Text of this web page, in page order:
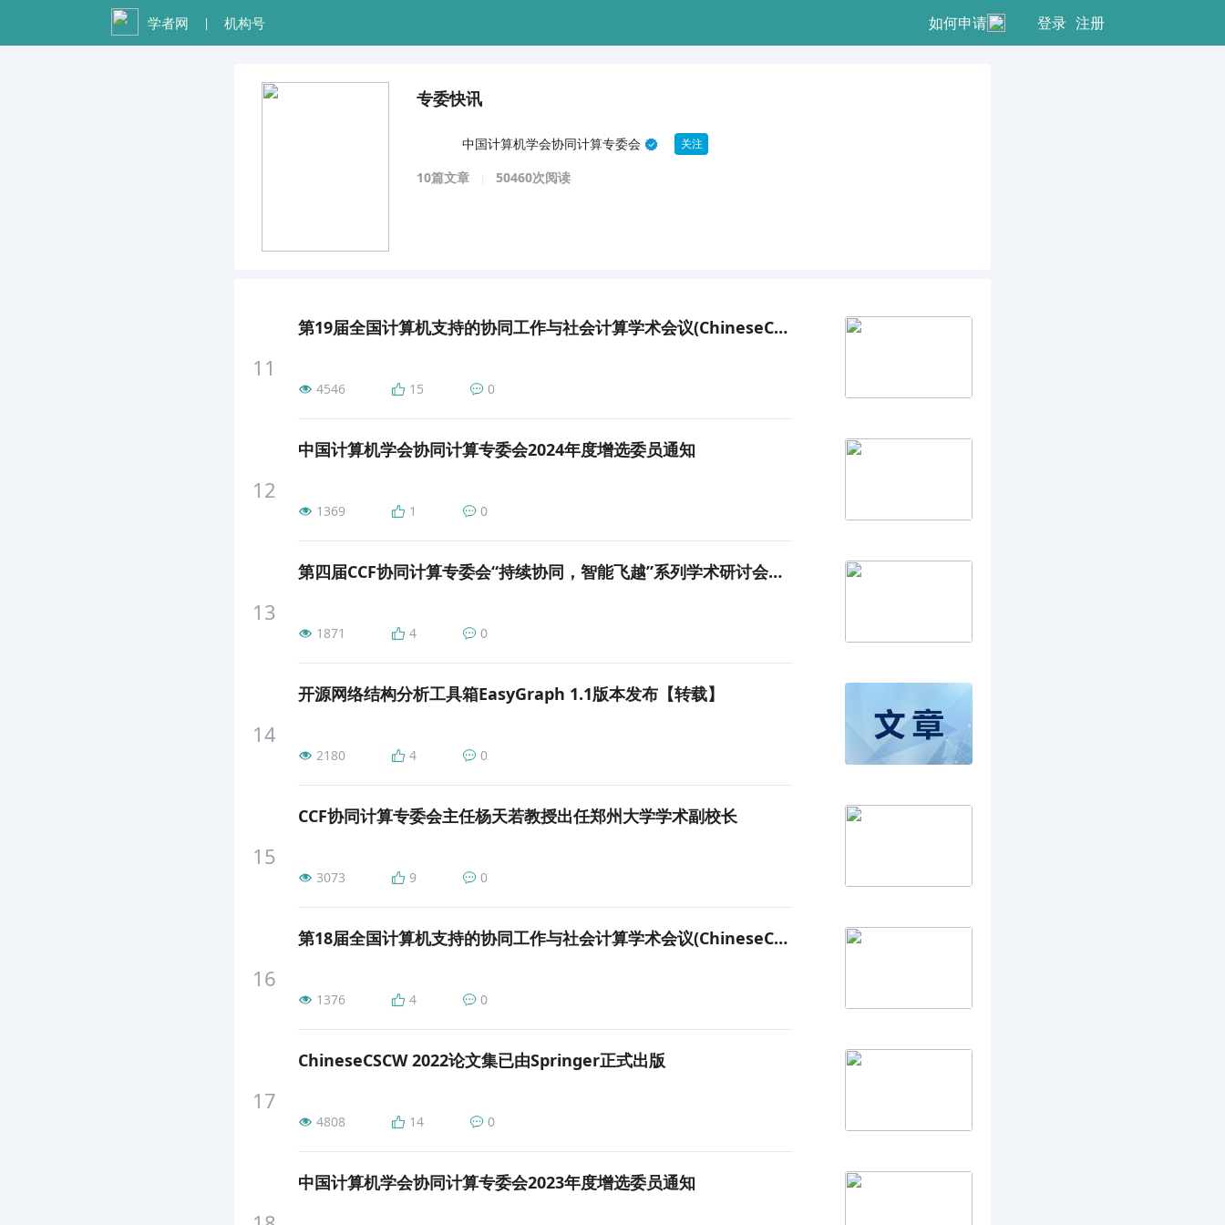
学者网 | 机构号 如何申请 登录 注册
专委快讯
中国计算机学会协同计算专委会 关注
10篇文章 50460次阅读
11
第19届全国计算机支持的协同工作与社会计算学术会议(ChineseCSCW 2024)在内蒙古呼和浩特举办
4546 15 0
12
中国计算机学会协同计算专委会2024年度增选委员通知
1369 1 0
13
第四届CCF协同计算专委会“持续协同，智能飞越”系列学术研讨会举办
1871 4 0
14
开源网络结构分析工具箱EasyGraph 1.1版本发布【转载】
2180 4 0
15
CCF协同计算专委会主任杨天若教授出任郑州大学学术副校长
3073 9 0
16
第18届全国计算机支持的协同工作与社会计算学术会议(ChineseCSCW 2022)在黑龙江哈尔滨举办
1376 4 0
17
ChineseCSCW 2022论文集已由Springer正式出版
4808 14 0
中国计算机学会协同计算专委会2023年度增选委员通知